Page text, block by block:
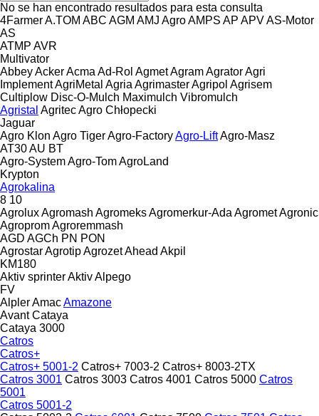
No se han encontrado resultados para esta consulta
4FarmerA.TOM ABC AGM AMJ AgroAMPS AP APVAS-Motor
AS
ATMP AVR
Multivator
AbbeyAckerAcma Ad-Rol AgmetAgramAgratorAgri
ImplementAgriMetal Agria AgrimasterAgripol Agrisem
Cultiplow Disc-O-Mulch Maximulch Vibromulch
Agristal AgritecAgro Chłopecki
Jaguar
Agro Klon Agro TigerAgro-FactoryAgro-LiftAgro-Masz
AT30AU BT
Agro-SystemAgro-TomAgroLand
Krypton
Agrokalina
8 10
AgroluxAgromash AgromeksAgromerkur-Ada AgrometAgronic
AgropromAgroremmash
AGD AGCh PN PON
AgrostarAgrotipAgrozetAhead Akpil
KM180
Aktiv sprinterAktivAlpego
FV
AlplerAmacAmazone
Avant Cataya
Cataya 3000
Catros
Catros+
Catros+ 5001-2 Catros+ 7003-2 Catros+ 8003-2TX
Catros 3001 Catros 3003 Catros 4001 Catros 5000 Catros
5001
Catros 5001-2